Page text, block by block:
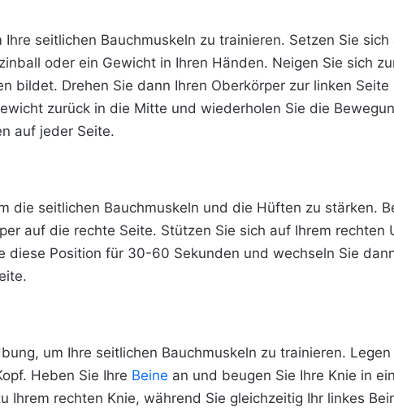
seitlichen Bauchmuskeln zu trainieren. Setzen Sie
oder ein Gewicht in Ihren Händen. Neigen Sie sich
bildet. Drehen Sie dann Ihren Oberkörper zur linken
zurück in die Mitte und wiederholen Sie die
auf jeder Seite.
die seitlichen Bauchmuskeln und die Hüften zu stärken.
auf die rechte Seite. Stützen Sie sich auf Ihrem rechten
diese Position für 30-60 Sekunden und wechseln Sie
um Ihre seitlichen Bauchmuskeln zu trainieren.
Heben Sie Ihre Beine an und beugen Sie Ihre Knie in
Ihrem rechten Knie, während Sie gleichzeitig Ihr linkes